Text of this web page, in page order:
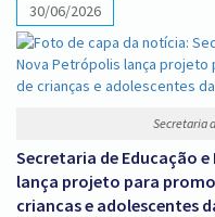
30/06/2026
Secretaria
Secretaria de Educação
lança projeto para
crianças e adolescentes